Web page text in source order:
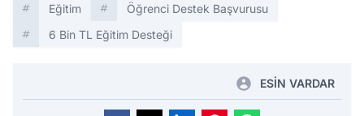
Eğitim
Öğrenci Destek Başvurusu
6 Bin TL Eğitim Desteği
ESİN VARDAR